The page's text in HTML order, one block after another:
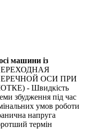
машини із
ОСИ ПРИ
) - Швидкість
збудження під час
умов роботи
напруга
термін